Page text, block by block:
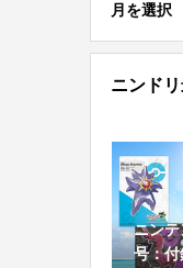
月を選択
ニンド
ニン
号：